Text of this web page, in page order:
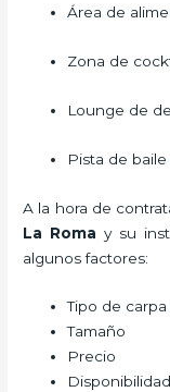
Área de
Zona de
Lounge de
Pista de baile
A la hora de
La Roma y su
algunos factores:
Tipo de carpa
Tamaño
Precio
Disponibilidad